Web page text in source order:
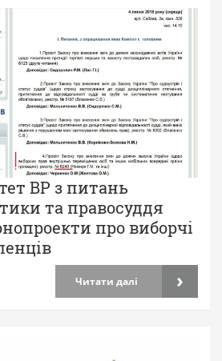
ВР з питань
та правосуддя
про виборчі
Читати далі ›